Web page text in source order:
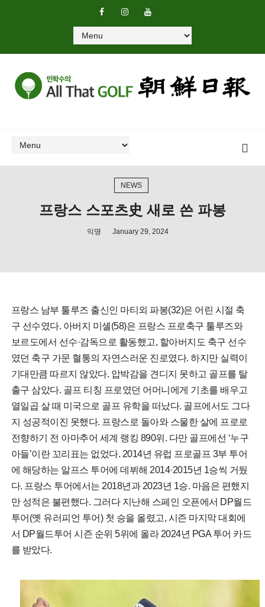
NEWS
프랑스 스포츠史 새로 쓴 파봉
익명 January 29, 2024
프랑스 남부 툴루즈 출신인 마티외 파봉(32)은 어린 시절 축
구 선수였다. 아버지 미셸(58)은 프랑스 프로축구 툴루즈와
보르도에서 선수·감독으로 활동했고, 할아버지도 축구 선수
였던 축구 가문 혈통의 자연스러운 진로였다. 하지만 실력이
기대만큼 따르지 않았다. 압박감을 견디지 못하고 골프를 탈
출구 삼았다. 골프 티칭 프로였던 어머니에게 기초를 배우고
열일곱 살 때 미국으로 골프 유학을 떠났다. 골프에서도 그다
지 성공적이진 못했다. 프랑스로 돌아와 스물한 살에 프로로
전향하기 전 아마추어 세계 랭킹 890위. 다만 골프에선 ‘누구
아들’이란 꼬리표는 없었다. 2014년 유럽 프로골프 3부 투어
에 해당하는 알프스 투어에 데뷔해 2014·2015년 1승씩 거뒀
다. 프랑스 투어에서는 2018년과 2023년 1승. 마음은 편했지
만 성적은 불편했다. 그러다 지난해 스페인 오픈에서 DP월드
투어(옛 유러피언 투어) 첫 승을 올렸고, 시즌 마지막 대회에
서 DP월드투어 시즌 순위 5위에 올라 2024년 PGA 투어 카드
를 받았다.